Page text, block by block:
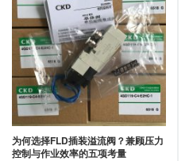
为何选择FLD插装溢流阀？兼顾压力
控制与作业效率的五项考量